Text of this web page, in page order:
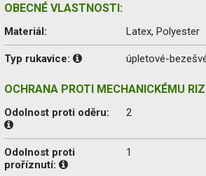
OBECNÉ VLASTNOSTI:
Materiál: Latex, Polyester
Typ rukavice: úpletové-
OCHRANA PROTI MECHANICKÉMU
Odolnost proti oděru: 2
Odolnost proti
proříznutí:
1